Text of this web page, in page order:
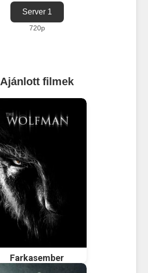
Server 1
720p
Ajánlott filmek
Farkasember